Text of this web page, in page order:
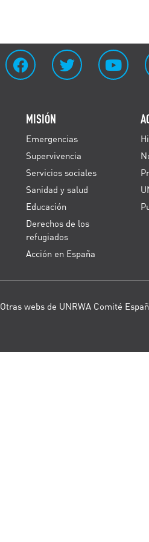
MISIÓN
Emergencias
Supervivencia
Servicios sociales
Sanidad y salud
Educación
Derechos de los
refugiados
Acción en España
Otras webs de UNRWA Comité